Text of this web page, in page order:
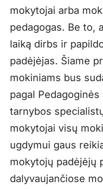
mokytojai arba
pedagogas. Be to,
laiką dirbs ir
padėjėjas. Šiame
mokiniams bus
pagal
tarnybos
mokytojai visų
ugdymui gaus
mokytojų padėjėjų
dalyvaujančiose